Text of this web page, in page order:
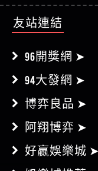
181娛樂城
友站連結
96開獎網 ➤
94大發網 ➤
博弈良品 ➤
阿翔博弈 ➤